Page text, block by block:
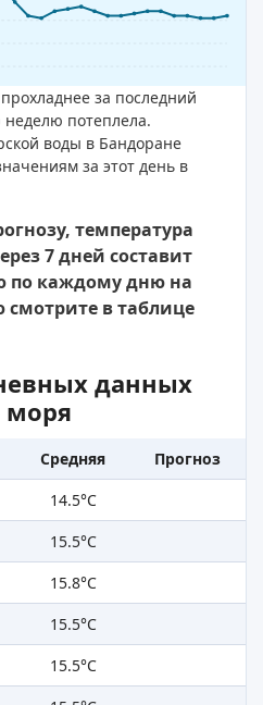
за последний
потеплела.
воды в Бандоране
за этот день в
температура
7 дней составит
по каждому дню на
в таблице
данных
моря
Средняя
Прогноз
14.5°C
15.5°C
15.8°C
15.5°C
15.5°C